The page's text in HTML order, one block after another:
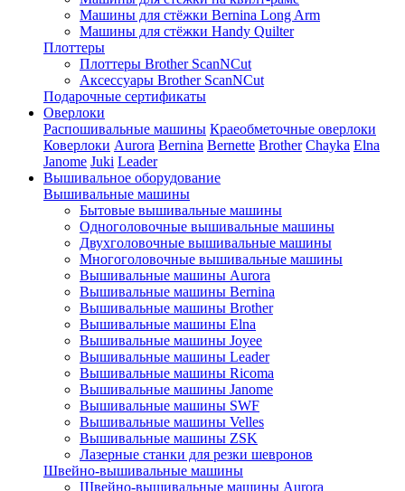
Машины для стёжки Bernina Long Arm
Машины для стёжки Handy Quilter
Плоттеры
Плоттеры Brother ScanNCut
Аксессуары Brother ScanNCut
Подарочные сертификаты
Оверлоки
Распошивальные машины Краеобметочные оверлоки
Коверлоки Aurora Bernina Bernette Brother Chayka Elna
Janome Juki Leader
Вышивальное оборудование
Вышивальные машины
Бытовые вышивальные машины
Одноголовочные вышивальные машины
Двухголовочные вышивальные машины
Многоголовочные вышивальные машины
Вышивальные машины Aurora
Вышивальные машины Bernina
Вышивальные машины Brother
Вышивальные машины Elna
Вышивальные машины Joyee
Вышивальные машины Leader
Вышивальные машины Ricoma
Вышивальные машины Janome
Вышивальные машины SWF
Вышивальные машины Velles
Вышивальные машины ZSK
Лазерные станки для резки шевронов
Швейно-вышивальные машины
Швейно-вышивальные машины Aurora